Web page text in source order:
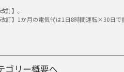
訂】。
】1か月の電気代は1日8時間運転×30日で
ゴリー概要へ